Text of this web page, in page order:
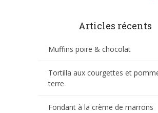
Articles récents
Muffins poire & chocolat
Tortilla aux courgettes et
terre
Fondant à la crème de marrons